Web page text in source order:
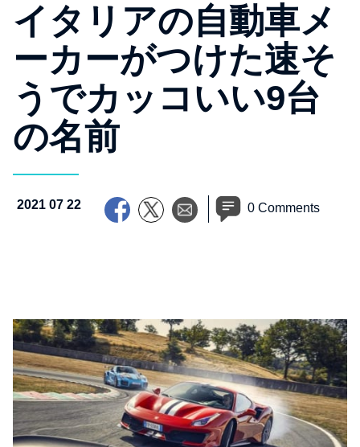
イタリアの自動車メ
ーカーがつけた速そ
うでカッコいい9台
の名前
2021 07 22 0 Comments